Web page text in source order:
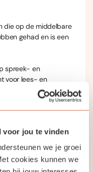
voor jou te vinden
we je groei
cookies kunnen we
die op de middelbare
gehad en is een
spreek- en
voor lees- en
9 van het
voor Voyages 2:
instaptoets/